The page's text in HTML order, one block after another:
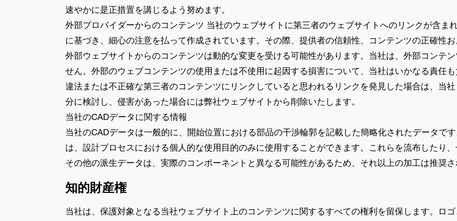
速やかに是正措置を講じるよう努めます。
外部プロバイダーからのコンテンツ 当社のウェブサイトに第三者のウェブサイトへのリンクが含ま
に基づき、細心の注意を払って作成されています。その際、提供者の信頼性、コンテンツの正確性
外部ウェブサイトからのコンテンツは動的な変更を受ける可能性があります。当社は、外部コンテ
せん。外部のウェブコンテンツの使用または不使用に起因する損害について、当社はいかなる責任
違法または不正確な第三者のコンテンツにリンクしていると思われるリンクを発見した場合は、当
分に検討し、侵害があった場合には弊社ウェブサイトから削除いたします。
当社のCADデータに関する情報
当社のCADデータは一般的に、開始位置における部品の干渉輪郭を記載した簡略化されたデータで
は、設計プロセスにおける個人的な使用目的のみに使用することができます。これらを流布したり
その他の派生データは、実際のコンポーネントと異なる可能性があるため、それ以上の加工は推奨
知的財産権
当社は、保護対象となる当社ウェブサイト上のコンテンツに関するすべての権利を留保します。ロ